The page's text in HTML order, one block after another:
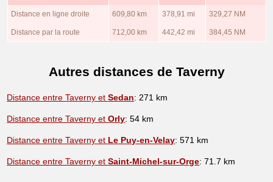
Distance en ligne droite 609,80 km 378,91 mi 329,27 NM
Distance par la route 712,00 km 442,42 mi 384,45 NM
Autres distances de Taverny
Distance entre Taverny etSedan: 271 km
Distance entre Taverny etOrly: 54 km
Distance entre Taverny et Le Puy-en-Velay: 571 km
Distance entre Taverny etSaint-Michel-sur-Orge: 71.7 km